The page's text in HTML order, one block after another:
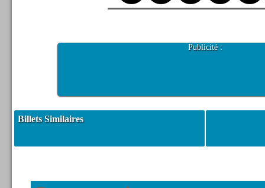
Publicité :
Billets Similaires